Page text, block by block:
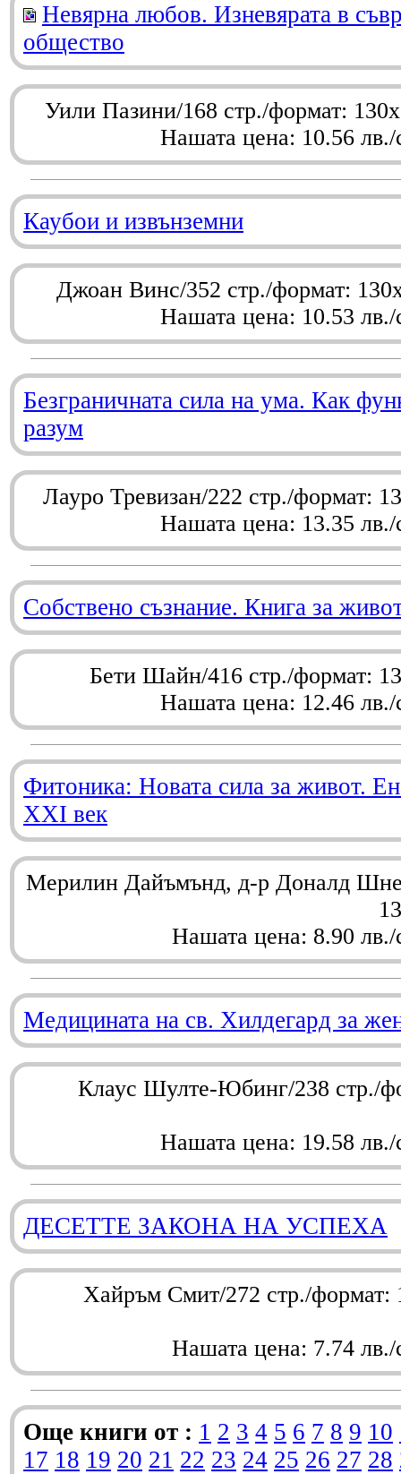
Невярна любов. Изневярата в
общество
Уили Пазини/168 стр./формат:
Нашата цена: 10.56 лв./
Каубои и извънземни
Джоан Винс/352 стр./формат:
Нашата цена: 10.53 лв./
Безграничната сила на ума. Как
разум
Лауро Тревизан/222 стр./формат:
Нашата цена: 13.35 лв./
Собствено съзнание. Книга за
Бети Шайн/416 стр./формат:
Нашата цена: 12.46 лв./
Фитоника: Новата сила за живот.
XXI век
Мерилин Дайъмънд, д-р Доналд
Нашата цена: 8.90 лв./
Медицината на св. Хилдегард за
Клаус Шулте-Юбинг/238 стр./
Нашата цена: 19.58 лв./
ДЕСЕТТЕ ЗАКОНА НА УСПЕХА
Хайръм Смит/272 стр./
Нашата цена: 7.74 лв./
Още книги от : 1 2 3 4 5 6 7 8 9 10
17 18 19 20 21 22 23 24 25 26 27 28